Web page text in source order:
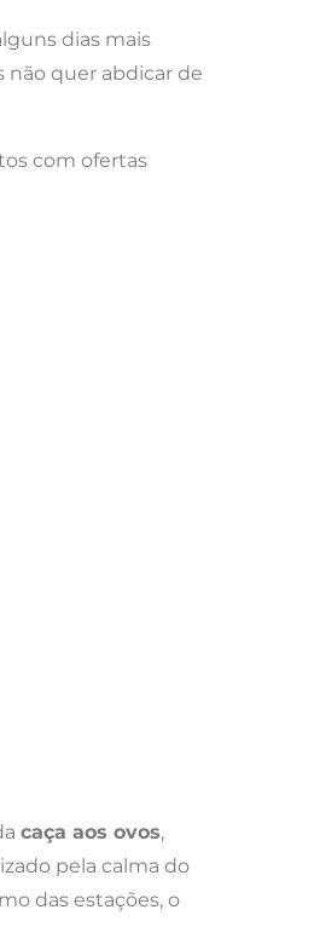
dias mais
não quer abdicar de
com ofertas
caça aos ovos,
pela calma do
das estações, o